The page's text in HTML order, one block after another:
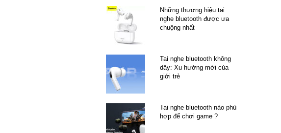
Những thương hiệu tai
nghe bluetooth được ưa
chuộng nhất
Tai nghe bluetooth không
dây: Xu hướng mới của
giới trẻ
Tai nghe bluetooth nào phù
hợp để chơi game ?